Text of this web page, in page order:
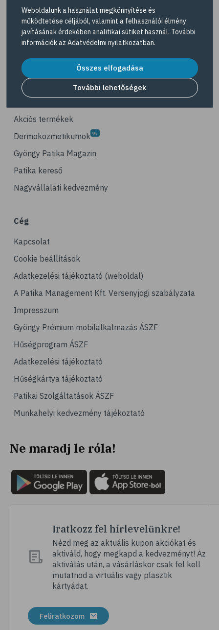
# étkezési napló
# hal
# egészséges táplálkozás
# reuma
# ízületi fájdalom
# ízületek
# porckopás
# csonttörés
# mozgásszervi problémák
# köszvény
# ínhüvelygyulladás
# tél
# vérnyomásmérés
# kardiológia
# kardiovaszkuláris betegségek
# szív- és érrendszer
# vérnyomás
# mozgás
# pszichológia
# hátfájás
# vérnyomáscsökkentés
# megfázás
# influenza
# fertőző betegségek
# köhögés
A Gyöngy gyógyszertárat közforgalmú
gyógyszertárként üzemeltető egyes gazdasági
társaságok felelnek az adott gyógyszertár
elérhetőségeit a
Gyógyszertár kereső oldalon
tekintheti meg.
Navigáció
Akciós termékek
Dermokozmetikumok
Gyöngy Patika Magazin
Patika kereső
Nagyvállalati kedvezmény
Cég
Kapcsolat
Cookie beállítások
Adatkezelési tájékoztató (weboldal)
A Patika Management Kft. Versenyjogi szabályzata
Impresszum
Gyöngy Prémium mobilalkalmazás ÁSZF
Hűségprogram ÁSZF
Adatkezelési tájékoztató
Hűségkártya tájékoztató
Patikai Szolgáltatások ÁSZF
Munkahelyi kedvezmény tájékoztató
Ne maradj le róla!
Iratkozz fel hírlevelünkre!
Nézd meg az aktuális kupon akciókat és
aktiváld, hogy megkapd a kedvezményt! Az
aktiválás után, a vásárláskor csak fel kell
mutatnod a virtuális vagy plasztik
kártyádat.
Feliratkozom
Weboldalunk a használat megkönnyítése és
működtetése céljából, valamint a felhasználói élmény
javításának érdekében analitikai sütiket használ. További
információk az Adatvédelmi nyilatkozatban.
Összes elfogadása
További lehetőségek